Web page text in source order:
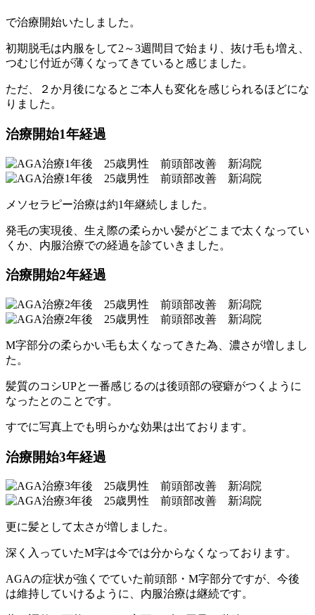
で治療開始いたしました。
初期脱毛は内服をして2～3週間目で始まり、抜け毛も増え、
つむじ付近が薄くなってきていると感じました。
ただ、２か月後になるとご本人も変化を感じられるほどにな
りました。
治療開始1年経過
メソセラピー治療は約1年継続しました。
発毛の実現後、生え際の柔らかい髪がどこまで太くなってい
くか、内服治療での経過を診ていきました。
治療開始2年経過
M字部分の柔らかい毛も太くなってきた為、濃さが増しまし
た。
髪質のコシUPと一番感じるのは後頭部の寝癖がつくように
なったとのことです。
すでに写真上でも明らかな効果は出ております。
治療開始3年経過
更に髪として太さが増しました。
深く入っていたM字は今では分からなくなっております。
AGAの症状が強くでていた前頭部・M字部分ですが、今後
は維持していけるように、内服治療は継続です。